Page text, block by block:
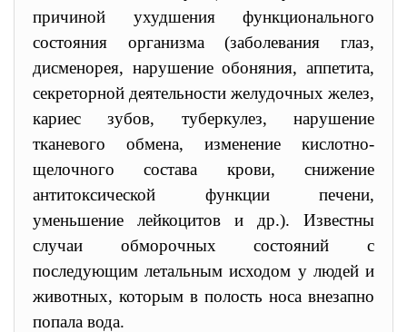
причиной ухудшения функционального
состояния организма (заболевания глаз,
дисменорея, нарушение обоняния, аппетита,
секреторной деятельности желудочных желез,
кариес зубов, туберкулез, нарушение
тканевого обмена, изменение кислотно-
щелочного состава крови, снижение
антитоксической функции печени,
уменьшение лейкоцитов и др.). Известны
случаи обморочных состояний с
последующим летальным исходом у людей и
животных, которым в полость носа внезапно
попала вода.